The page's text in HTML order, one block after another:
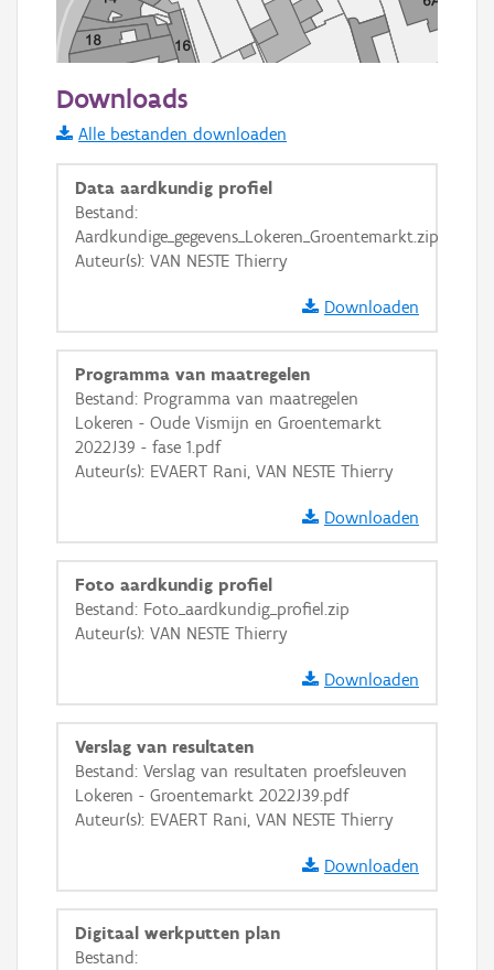
Informatie Vlaanderen
i
+ −
Basis Lagen
OSM-Basiskaart
GRB-Basiskaart in grijswaarden
Downloads
Alle bestanden downloaden
Data aardkundig profiel
Bestand:
Aardkundige_gegevens_Lokeren_Groentemarkt.zip
Auteur(s): VAN NESTE Thierry
Downloaden
Programma van maatregelen
Bestand: Programma van maatregelen
Lokeren - Oude Vismijn en Groentemarkt
2022J39 - fase 1.pdf
Auteur(s): EVAERT Rani, VAN NESTE Thierry
Downloaden
Foto aardkundig profiel
Bestand: Foto_aardkundig_profiel.zip
Auteur(s): VAN NESTE Thierry
Downloaden
Verslag van resultaten
Bestand: Verslag van resultaten proefsleuven
Lokeren - Groentemarkt 2022J39.pdf
Auteur(s): EVAERT Rani, VAN NESTE Thierry
Downloaden
Digitaal werkputten plan
Bestand: